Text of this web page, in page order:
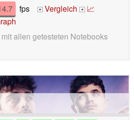
fps + Vergleich + 📈
allen getesteten Notebooks